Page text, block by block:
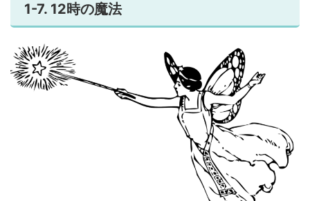
1-7. 12時の魔法